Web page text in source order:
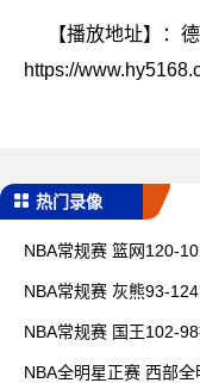
【播放地址】：
https://
热门录像
NBA常规赛 篮网120-
NBA常规赛 灰熊93-
NBA常规赛 国王102-
NBA全明星正赛 西部